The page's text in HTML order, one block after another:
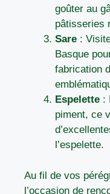
goûter au
pâtisseries
Sare :
Basque
fabrication
Espelette :
piment, ce
l’espelette.
Au fil de vos
l’occasion de